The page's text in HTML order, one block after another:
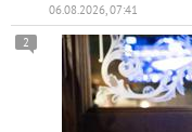
06.08.2026, 07:41
2